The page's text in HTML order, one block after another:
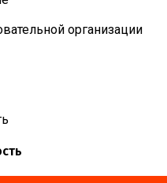
организации